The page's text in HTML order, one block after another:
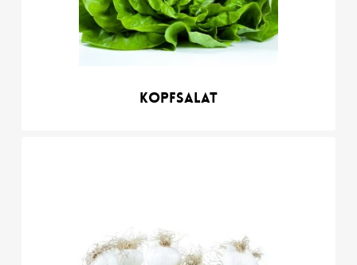
Kopfsalat